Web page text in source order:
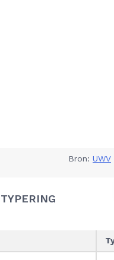
Bron: UWV